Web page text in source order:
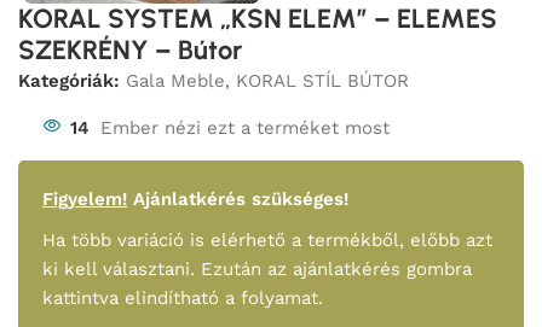
KORAL SYSTEM „KSN ELEM” – ELEMES
SZEKRÉNY – Bútor
Kategóriák: Gala Meble, KORAL STÍL BÚTOR
14 Ember nézi ezt a terméket most
Figyelem! Ajánlatkérés szükséges!
Ha több variáció is elérhető a termékből, előbb azt
ki kell választani. Ezután az ajánlatkérés gombra
kattintva elindítható a folyamat.